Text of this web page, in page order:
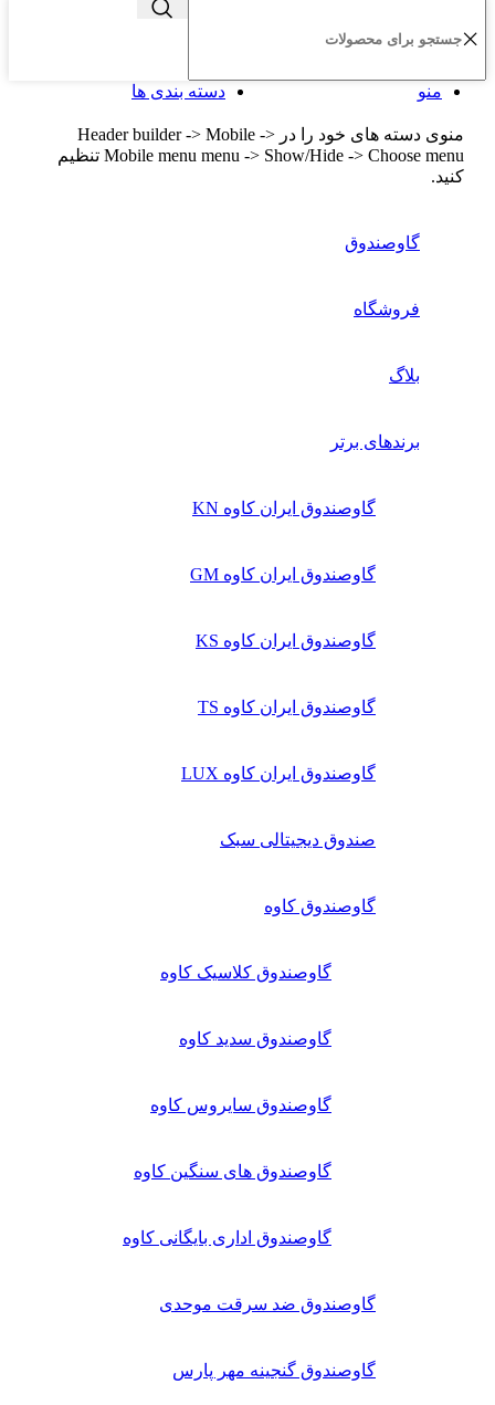
منو دسته بندی ها
منوی دسته های خود را در Header builder -> Mobile ->
Mobile menu menu -> Show/Hide -> Choose menu تنظیم
کنید.
گاوصندوق
فروشگاه
بلاگ
برندهای برتر
گاوصندوق ایران کاوه KN
گاوصندوق ایران کاوه GM
گاوصندوق ایران کاوه KS
گاوصندوق ایران کاوه TS
گاوصندوق ایران کاوه LUX
صندوق دیجیتالی سبک
گاوصندوق کاوه
گاوصندوق کلاسیک کاوه
گاوصندوق سدید کاوه
گاوصندوق سایروس کاوه
گاوصندوق های سنگین کاوه
گاوصندوق اداری بایگانی کاوه
گاوصندوق ضد سرقت موحدی
گاوصندوق گنجینه مهر پارس